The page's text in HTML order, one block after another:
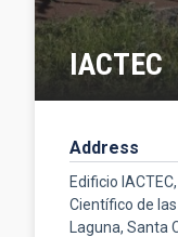
IACTEC
Address
Edificio
Científico de
Laguna, Santa